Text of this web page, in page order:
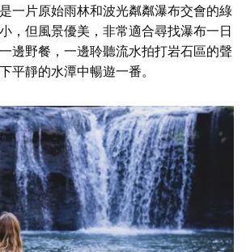
一片原始雨林和波光粼粼瀑布交會的綠
，但風景優美，非常適合尋找瀑布一日
邊野餐，一邊聆聽流水拍打岩石區的聲
平靜的水潭中暢遊一番。